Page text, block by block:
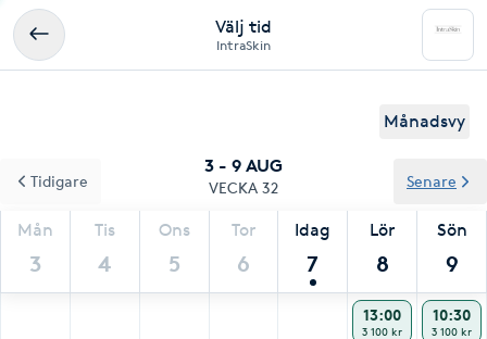
Välj tid
IntraSkin
Månadsvy
3 - 9 AUG
VECKA 32
Mån
3
Tis
4
Ons
5
Tor
6
Idag
7
Lör
8
Sön
9
Tidigare Senare
13:00
3 100 kr
10:30
3 100 kr